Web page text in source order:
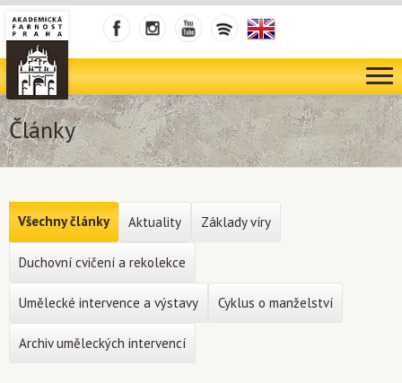
Články
Všechny články Aktuality Základy víry
Duchovní cvičení a rekolekce
Umělecké intervence a výstavy Cyklus o manželství
Archiv uměleckých intervencí